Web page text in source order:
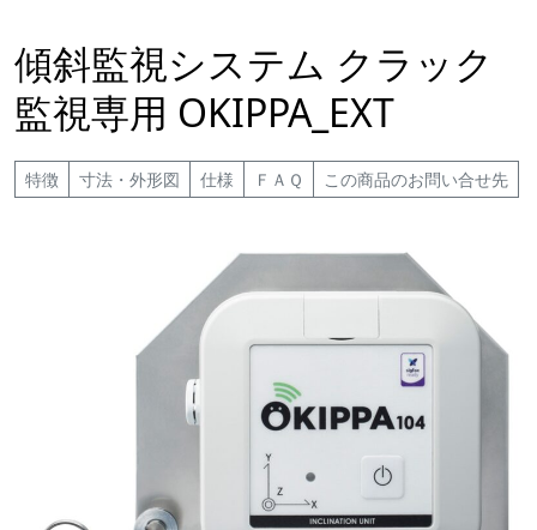
傾斜監視システム クラック
監視専用 OKIPPA_EXT
特徴 寸法・外形図 仕様 ＦＡＱ この商品のお問い合せ先